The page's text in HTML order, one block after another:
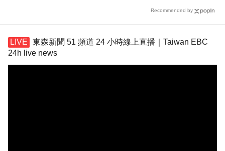
Recommended by
東森新聞 51 頻道 24 小時線上直播｜Taiwan EBC
24h live news